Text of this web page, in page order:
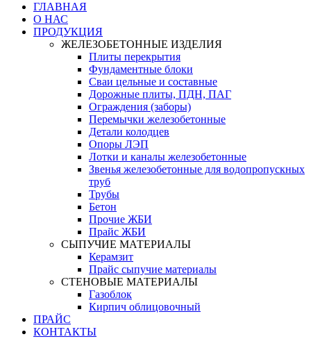
ГЛАВНАЯ
О НАС
ПРОДУКЦИЯ
ЖЕЛЕЗОБЕТОННЫЕ ИЗДЕЛИЯ
Плиты перекрытия
Фундаментные блоки
Сваи цельные и составные
Дорожные плиты, ПДН, ПАГ
Ограждения (заборы)
Перемычки железобетонные
Детали колодцев
Опоры ЛЭП
Лотки и каналы железобетонные
Звенья железобетонные для водопропускных
труб
Трубы
Бетон
Прочие ЖБИ
Прайс ЖБИ
СЫПУЧИЕ МАТЕРИАЛЫ
Керамзит
Прайс сыпучие материалы
СТЕНОВЫЕ МАТЕРИАЛЫ
Газоблок
Кирпич облицовочный
ПРАЙС
КОНТАКТЫ